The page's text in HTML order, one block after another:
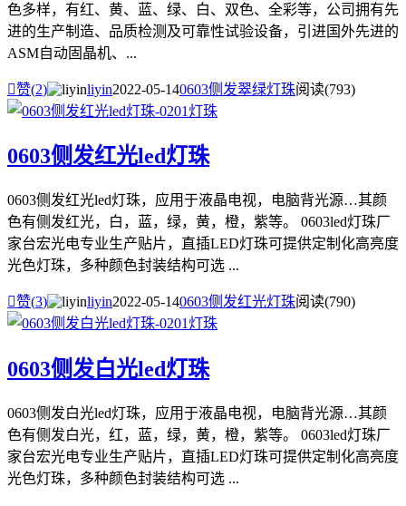
色多样，有红、黄、蓝、绿、白、双色、全彩等，公司拥有先
进的生产制造、品质检测及可靠性试验设备，引进国外先进的
ASM自动固晶机、...
赞(2) liyin2022-05-140603侧发翠绿灯珠阅读(793)
0603侧发红光led灯珠
0603侧发红光led灯珠，应用于液晶电视，电脑背光源…其颜
色有侧发红光，白，蓝，绿，黄，橙，紫等。 0603led灯珠厂
家台宏光电专业生产贴片，直插LED灯珠可提供定制化高亮度
光色灯珠，多种颜色封装结构可选 ...
赞(3) liyin2022-05-140603侧发红光灯珠阅读(790)
0603侧发白光led灯珠
0603侧发白光led灯珠，应用于液晶电视，电脑背光源…其颜
色有侧发白光，红，蓝，绿，黄，橙，紫等。 0603led灯珠厂
家台宏光电专业生产贴片，直插LED灯珠可提供定制化高亮度
光色灯珠，多种颜色封装结构可选 ...